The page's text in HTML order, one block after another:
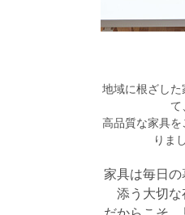
地域に根ざし
て、
高品質な家具
りま
家具は毎日
添う大切な